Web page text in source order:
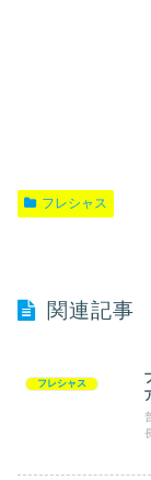
フレシャス
関連記事
フレシャス